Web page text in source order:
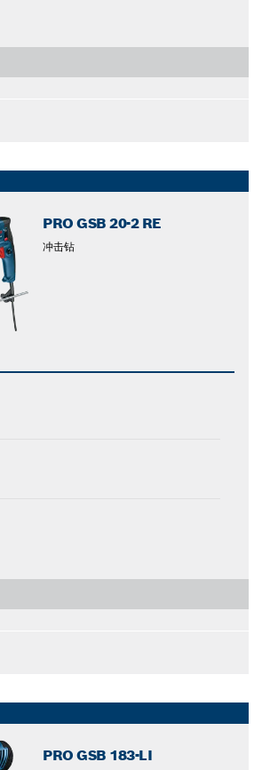
PRO GSB 20-2 RE
冲击钻
PRO GSB 183-LI